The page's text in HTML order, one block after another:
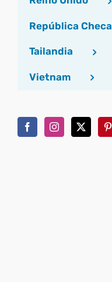
República Checa
Tailandia
Vietnam